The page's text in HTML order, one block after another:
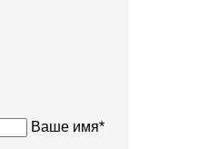
Ваше имя*